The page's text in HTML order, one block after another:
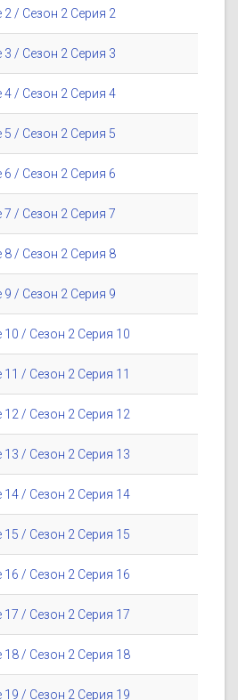
2 / Сезон 2 Серия 2
3 / Сезон 2 Серия 3
4 / Сезон 2 Серия 4
5 / Сезон 2 Серия 5
6 / Сезон 2 Серия 6
7 / Сезон 2 Серия 7
8 / Сезон 2 Серия 8
9 / Сезон 2 Серия 9
10 / Сезон 2 Серия 10
/ Сезон 2 Серия 11
12 / Сезон 2 Серия 12
13 / Сезон 2 Серия 13
14 / Сезон 2 Серия 14
15 / Сезон 2 Серия 15
16 / Сезон 2 Серия 16
17 / Сезон 2 Серия 17
18 / Сезон 2 Серия 18
19 / Сезон 2 Серия 19